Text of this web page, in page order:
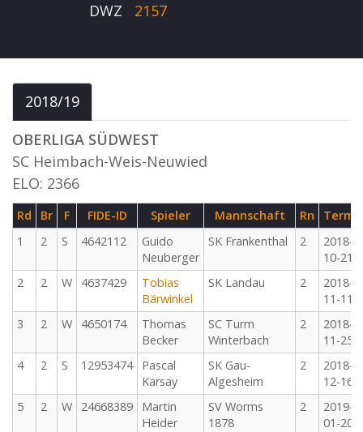
DWZ
2157
2018/19
OBERLIGA SÜDWEST
SC Heimbach-Weis-Neuwied
ELO: 2366
Rd Br F FIDE-ID Spieler Mannschaft Rn
1
2 S 4642112
Guido
Neuberger
SK Frankenthal 2
2018-
10-21
2
2 W 4637429
Tobias
Bärwinkel
SK Landau 2
2018-
11-11
3
2 W 4650174
Thomas
Becker
SC Turm
Winterbach
2
2018-
11-25
4
2 S 12953474
Pascal
Karsay
SK Gau-
Algesheim
2
2018-
12-16
5
2 W 24668389
Martin
Heider
SV Worms
1878
2
2019-
01-20